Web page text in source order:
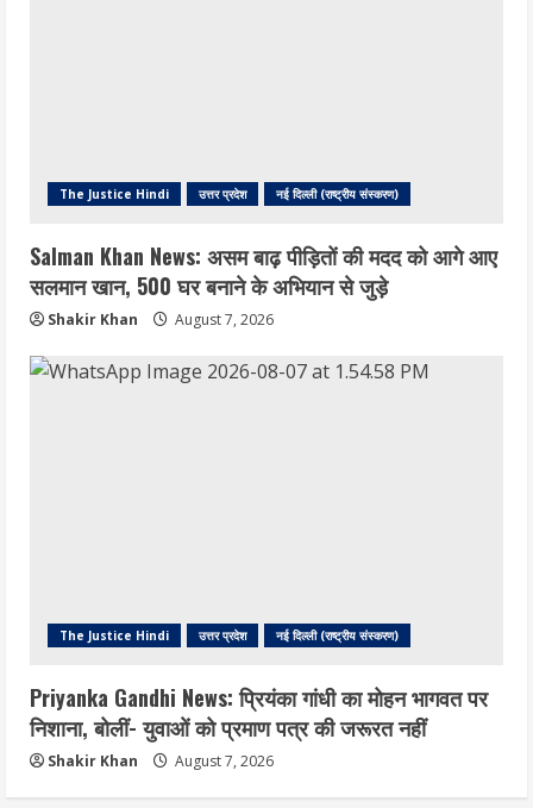
The Justice Hindi उत्तर प्रदेश नई दिल्ली (राष्ट्रीय संस्करण)
Salman Khan News: असम बाढ़ पीड़ितों की मदद को आगे आए
सलमान खान, 500 घर बनाने के अभियान से जुड़े
Shakir Khan August 7, 2026
The Justice Hindi उत्तर प्रदेश नई दिल्ली (राष्ट्रीय संस्करण)
Priyanka Gandhi News: प्रियंका गांधी का मोहन भागवत पर
निशाना, बोलीं- युवाओं को प्रमाण पत्र की जरूरत नहीं
Shakir Khan August 7, 2026